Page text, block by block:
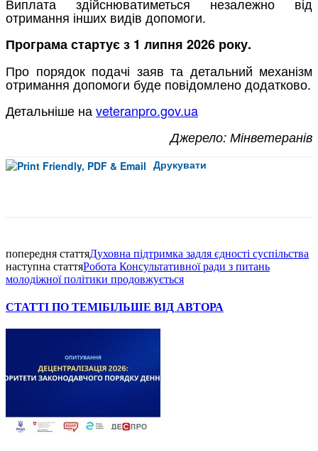
отримання інших видів допомоги.
Програма стартує з 1 липня 2026 року.
Про порядок подачі заяв та детальний механізм
отримання допомоги буде повідомлено додатково.
Детальніше наveteranpro.gov.ua
Джерело: Мінветеранів
Друкувати
попередня статтяДуховна підтримка задля єдності суспільства
наступна статтяРобота Консультативної ради з питань
молодіжної політики продовжується
СТАТТІ ПО ТЕМІБІЛЬШЕ ВІД АВТОРА